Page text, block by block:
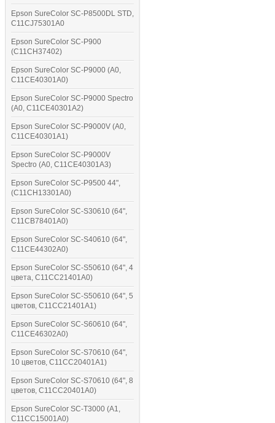
Epson SureColor SC-P8500DL STD,
C11CJ75301A0
Epson SureColor SC-P900
(C11CH37402)
Epson SureColor SC-P9000 (A0,
C11CE40301A0)
Epson SureColor SC-P9000 Spectro
(A0, C11CE40301A2)
Epson SureColor SC-P9000V (A0,
C11CE40301A1)
Epson SureColor SC-P9000V
Spectro (A0, C11CE40301A3)
Epson SureColor SC-P9500 44",
(C11CH13301A0)
Epson SureColor SC-S30610 (64",
C11CB78401A0)
Epson SureColor SC-S40610 (64",
C11CE44302A0)
Epson SureColor SC-S50610 (64", 4
цвета, C11CC21401A0)
Epson SureColor SC-S50610 (64", 5
цветов, C11CC21401A1)
Epson SureColor SC-S60610 (64",
C11CE46302A0)
Epson SureColor SC-S70610 (64",
10 цветов, C11CC20401A1)
Epson SureColor SC-S70610 (64", 8
цветов, C11CC20401A0)
Epson SureColor SC-T3000 (A1,
C11CC15001A0)